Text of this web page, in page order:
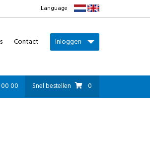
Language
Contact Inloggen
00 Snel bestellen 0